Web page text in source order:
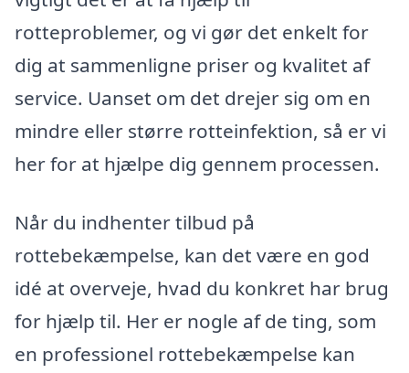
rotteproblemer, og vi gør det enkelt for
dig at sammenligne priser og kvalitet af
service. Uanset om det drejer sig om en
mindre eller større rotteinfektion, så er vi
her for at hjælpe dig gennem processen.
Når du indhenter tilbud på
rottebekæmpelse, kan det være en god
idé at overveje, hvad du konkret har brug
for hjælp til. Her er nogle af de ting, som
en professionel rottebekæmpelse kan